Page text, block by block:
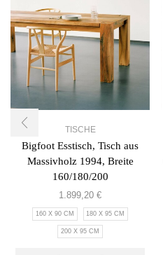
TISCHE
Bigfoot Esstisch, Tisch aus
Massivholz 1994, Breite
160/180/200
1.899,20 €
160 X 90 CM 180 X 95 CM
200 X 95 CM